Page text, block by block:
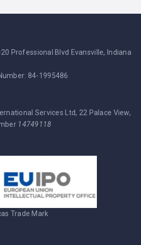
Professional Blvd Evansville, Indiana
84-1995486
Services Ltd, 22 Palace View,
14749118
Trade Mark